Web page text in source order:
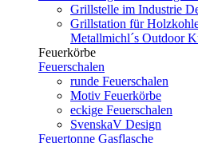
Grillstelle im Industrie
Grillstation für
Metallmichl´s Outdoor
Feuerkörbe
Feuerschalen
runde Feuerschalen
Motiv Feuerkörbe
eckige Feuerschalen
SvenskaV Design
Feuertonne Gasflasche